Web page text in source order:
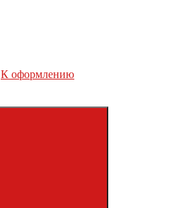
К оформлению